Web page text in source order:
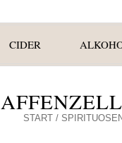
CIDER
START/